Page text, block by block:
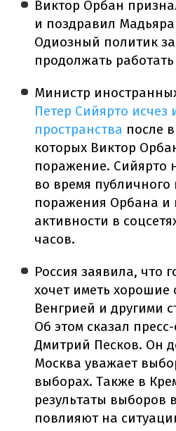
Виктор Орбан
и поздравил
Одиозный политик
продолжать
Министр
Петер Сийярто исчез
пространства после
которых Виктор
поражение. Сийярто
во время публичного
поражения Орбана и
активности в
часов.
Россия заявила, что
хочет иметь
Венгрией и другими
Об этом сказал
Дмитрий Песков. Он
Москва уважает
выборах. Также в
результаты выборов
повлияют на